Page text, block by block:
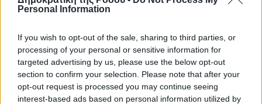
Personal Information
If you wish to opt-out of the sale, sharing to third parties, or
processing of your personal or sensitive information for
targeted advertising by us, please use the below opt-out
section to confirm your selection. Please note that after your
opt-out request is processed you may continue seeing
interest-based ads based on personal information utilized by